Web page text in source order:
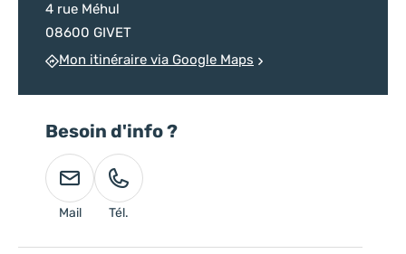
4 rue Méhul
08600 GIVET
Mon itinéraire via Google Maps
Besoin d'info ?
Mail Tél.